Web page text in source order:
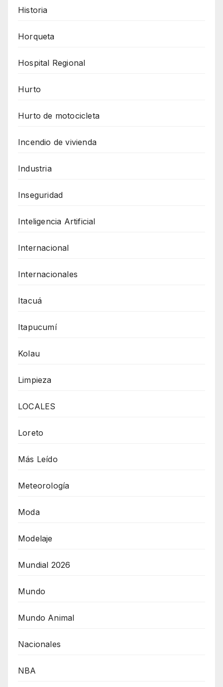
Historia
Horqueta
Hospital Regional
Hurto
Hurto de motocicleta
Incendio de vivienda
Industria
Inseguridad
Inteligencia Artificial
Internacional
Internacionales
Itacuá
Itapucumí
Kolau
Limpieza
LOCALES
Loreto
Más Leído
Meteorología
Moda
Modelaje
Mundial 2026
Mundo
Mundo Animal
Nacionales
NBA